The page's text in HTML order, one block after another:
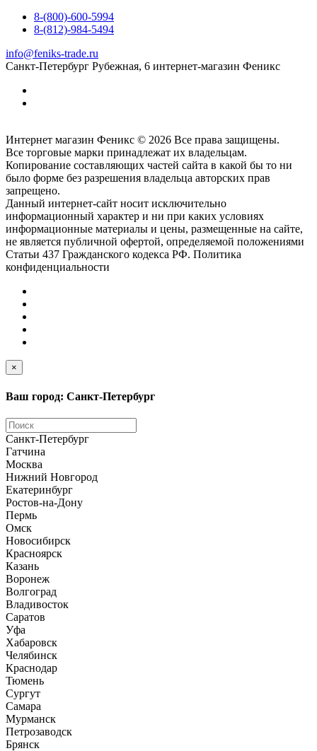
8-(800)-600-5994
8-(812)-984-5494
info@feniks-trade.ru
Санкт-Петербург Рубежная, 6 интернет-магазин Феникс
Интернет магазин Феникс © 2026 Все права защищены.
Все торговые марки принадлежат их владельцам.
Копирование составляющих частей сайта в какой бы то ни
было форме без разрешения владельца авторских прав
запрещено.
Данный интернет-сайт носит исключительно
информационный характер и ни при каких условиях
информационные материалы и цены, размещенные на сайте,
не является публичной офертой, определяемой положениями
Статьи 437 Гражданского кодекса РФ. Политика
конфиденциальности
×
Ваш город: Санкт-Петербург
Санкт-Петербург
Гатчина
Москва
Нижний Новгород
Екатеринбург
Ростов-на-Дону
Пермь
Омск
Новосибирск
Красноярск
Казань
Воронеж
Волгоград
Владивосток
Саратов
Уфа
Хабаровск
Челябинск
Краснодар
Тюмень
Сургут
Самара
Мурманск
Петрозаводск
Брянск